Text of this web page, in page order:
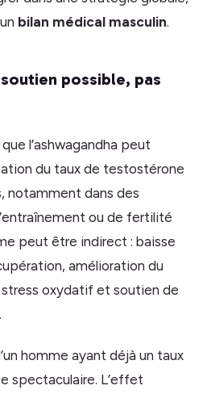
bilan médical masculin.
possible, pas
l’ashwagandha peut
du taux de testostérone
notamment dans des
ou de fertilité
peut être indirect : baisse
amélioration du
oxydatif et soutien de
homme ayant déjà un taux
spectaculaire. L’effet